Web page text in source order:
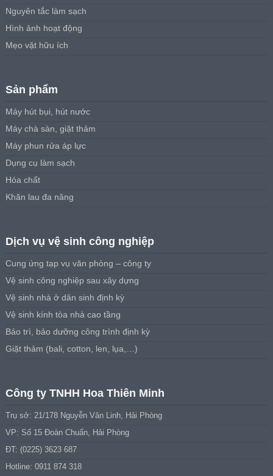
Nguyên tắc làm sạch
Hình ảnh hoạt động
Mẹo vặt hữu ích
Sản phẩm
Máy hút bụi, hút nước
Máy chà sàn, giặt thảm
Máy phun rửa áp lực
Dụng cụ làm sạch
Hóa chất
Khăn lau đa năng
Dịch vụ vệ sinh công nghiệp
Cung ứng tạp vụ văn phòng – công ty
Vệ sinh công nghiệp sau xây dựng
Vệ sinh nhà ở dân sinh định kỳ
Vệ sinh kính tòa nhà cao tầng
Bảo trì, bảo dưỡng công trình định kỳ
Giặt thảm (bali, cotton, len, lụa,…)
Công ty TNHH Hoa Thiên Minh
Trụ sở: 21/178 Nguyễn Văn Linh, Hải Phòng
VP: Số 15 Đoàn Chuẩn, Hải Phòng
ĐT: (0225) 3623 687
Hotline: 0911 874 318